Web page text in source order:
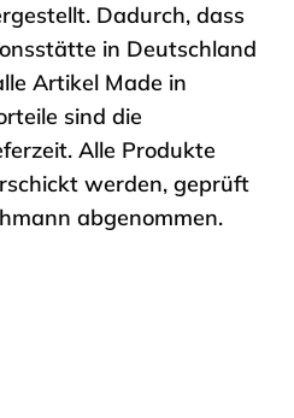
Dadurch, dass
in Deutschland
Artikel Made in
sind die
Alle Produkte
werden, geprüft
abgenommen.